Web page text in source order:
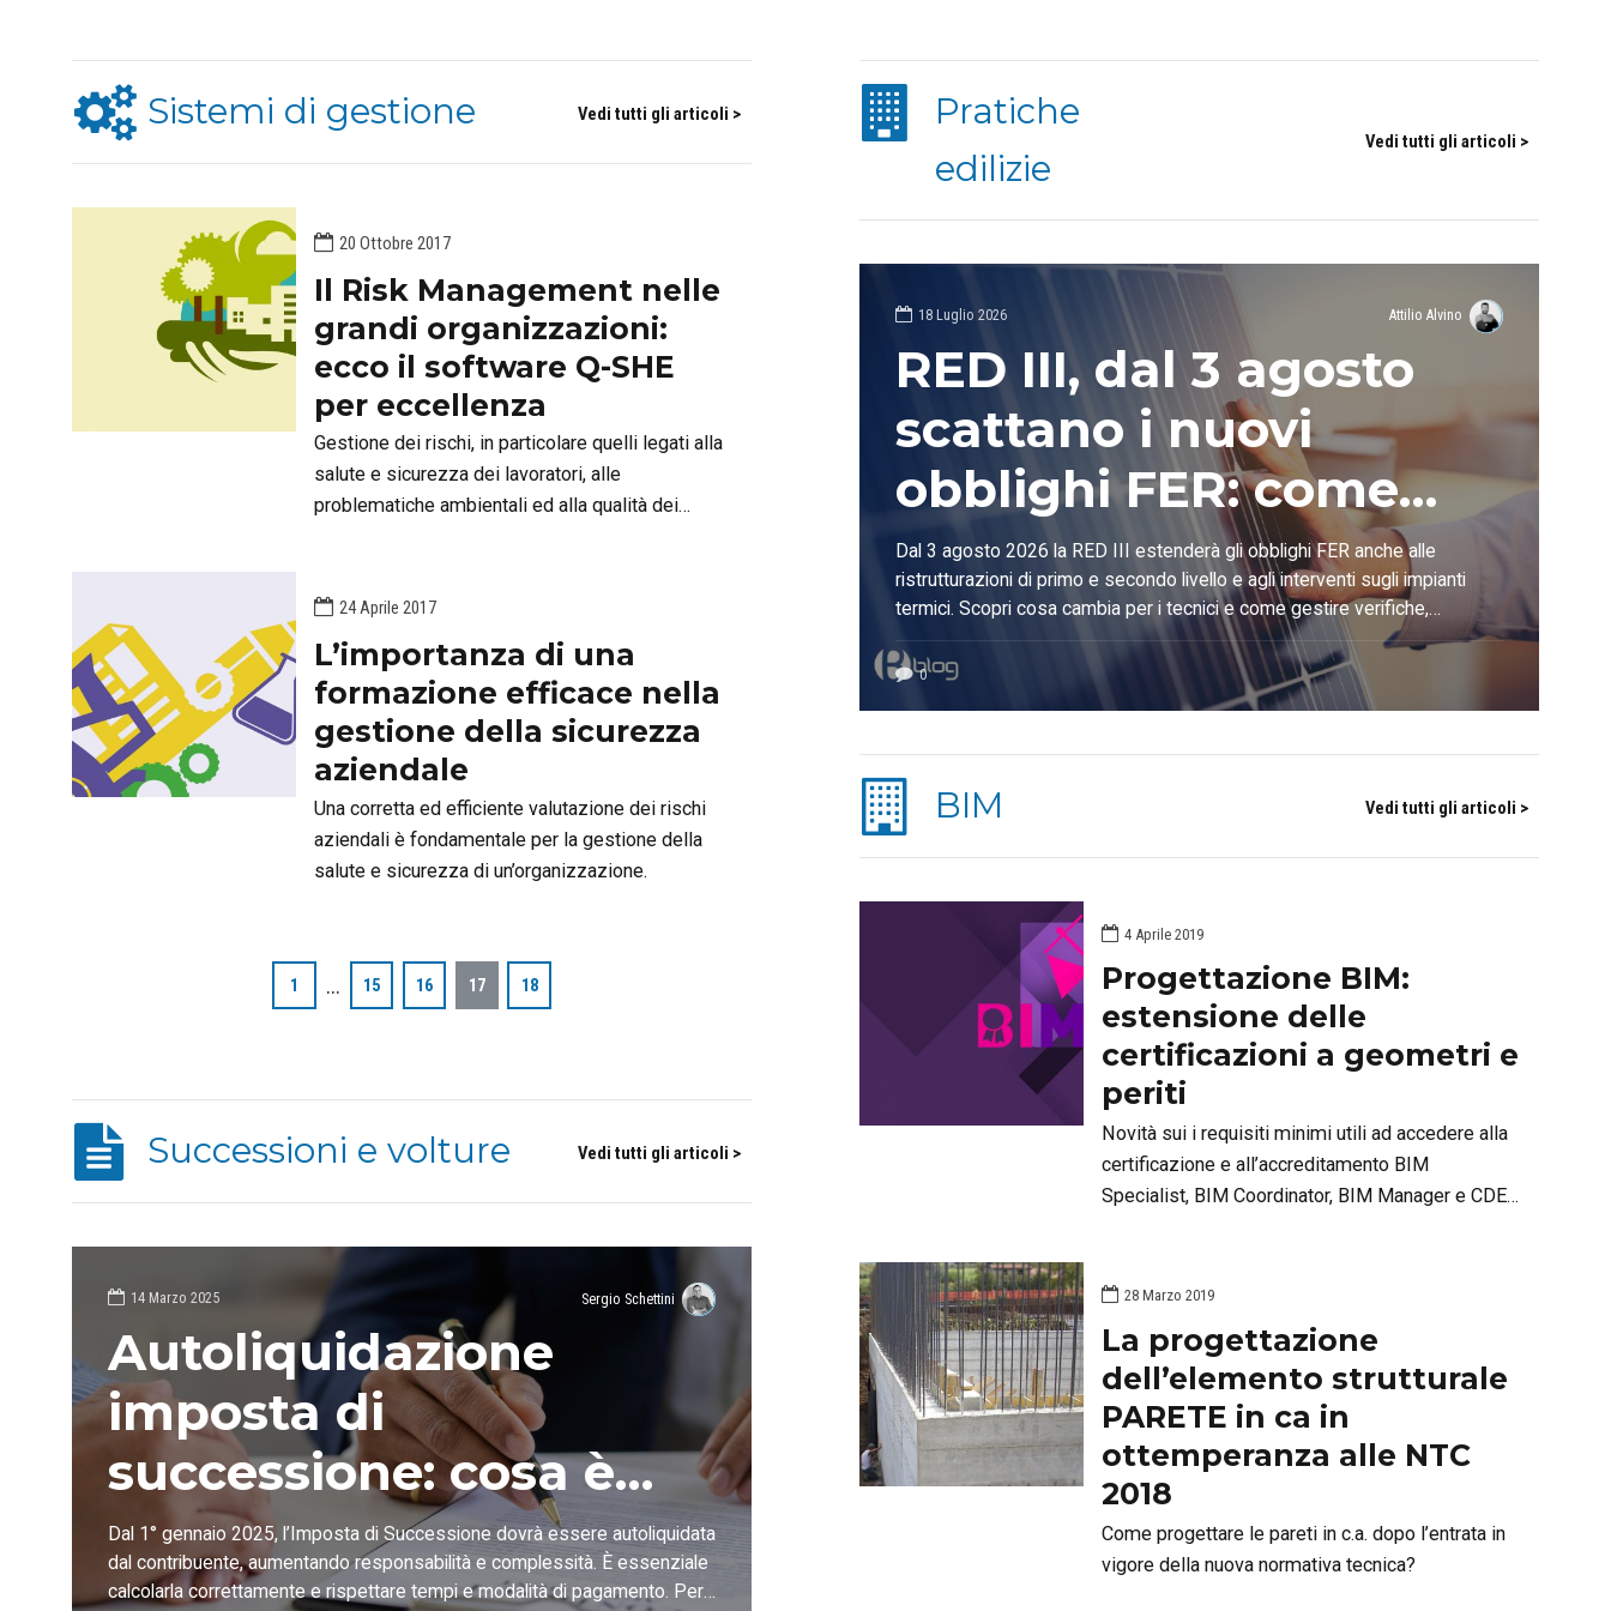
Sistemi di gestione Vedi tutti gli articoli >
20 Ottobre 2017
Il Risk Management nelle
grandi organizzazioni:
ecco il software Q-SHE
per eccellenza
Gestione dei rischi, in particolare quelli legati alla
salute e sicurezza dei lavoratori, alle
problematiche ambientali ed alla qualità dei
24 Aprile 2017
L’importanza di una
formazione efficace nella
gestione della sicurezza
aziendale
Una corretta ed efficiente valutazione dei rischi
aziendali è fondamentale per la gestione della
salute e sicurezza di un’organizzazione.
1 … 15 16 17 18
Successioni e volture Vedi tutti gli articoli >
14 Marzo 2025 Sergio Schettini
Autoliquidazione
imposta di
successione: cosa è
cambiato dal
1°gennaio 2025
Dal 1° gennaio 2025, l’Imposta di Successione dovrà essere autoliquidata
dal contribuente, aumentando responsabilità e complessità. È essenziale
calcolarla correttamente e rispettare tempi e modalità di pagamento. Per
Pratiche
edilizie
Vedi tutti gli articoli >
18 Luglio 2026 Attilio Alvino
RED III, dal 3 agosto
scattano i nuovi
obblighi FER: come
trasformarli in
un’opportunità
professionale
Dal 3 agosto 2026 la RED III estenderà gli obblighi FER anche alle
ristrutturazioni di primo e secondo livello e agli interventi sugli impianti
termici. Scopri cosa cambia per i tecnici e come gestire verifiche,
fotovoltaico e pompe di calore con le soluzioni Blumatica.
0
BIM Vedi tutti gli articoli >
4 Aprile 2019
Progettazione BIM:
estensione delle
certificazioni a geometri e
periti
Novità sui i requisiti minimi utili ad accedere alla
certificazione e all’accreditamento BIM
Specialist, BIM Coordinator, BIM Manager e CDE
28 Marzo 2019
La progettazione
dell’elemento strutturale
PARETE in ca in
ottemperanza alle NTC
2018
Come progettare le pareti in c.a. dopo l’entrata in
vigore della nuova normativa tecnica?